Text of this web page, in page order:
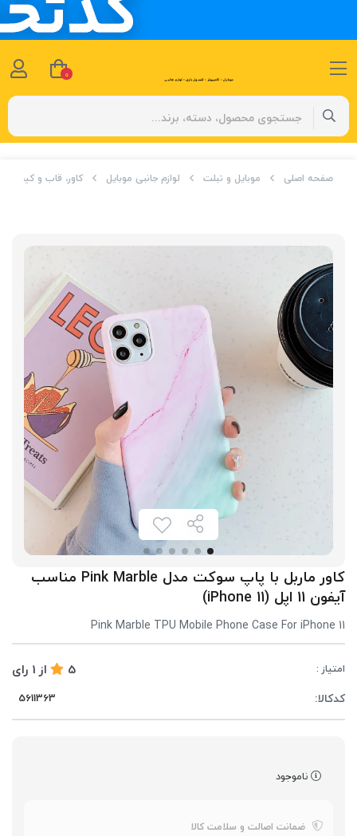
صفحه اصلی موبایل و تبلت لوازم جانبی موبایل کاور، قاب و کیف
کاور ماربل با پاپ سوکت مدل Pink Marble مناسب
آیفون 11 اپل (iPhone 11)
Pink Marble TPU Mobile Phone Case For iPhone 11
امتیاز : 5 از 1 رای
کدکالا:
ناموجود
ضمانت اصالت و سلامت کالا
0